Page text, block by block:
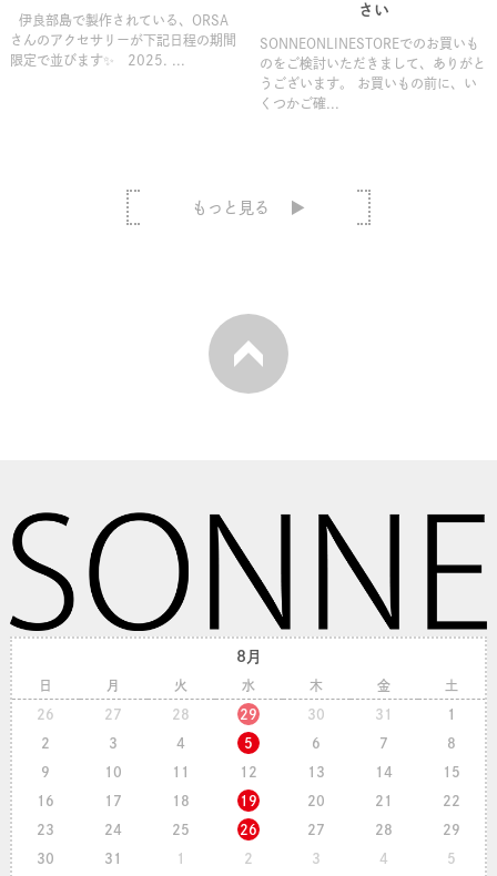
伊良部島で製作されている、ORSA
さんのアクセサリーが下記日程の期間
限定で並びます✨ 2025. ...
さい
SONNEONLINESTOREでのお買いも
のをご検討いただきまして、ありがと
うございます。 お買いもの前に、い
くつかご確...
もっと見る
8月
日 月 火 水 木 金 土
26 27 28 29 30 31 1
2 3 4 5 6 7 8
9 10 11 12 13 14 15
16 17 18 19 20 21 22
23 24 25 26 27 28 29
30 31 1 2 3 4 5